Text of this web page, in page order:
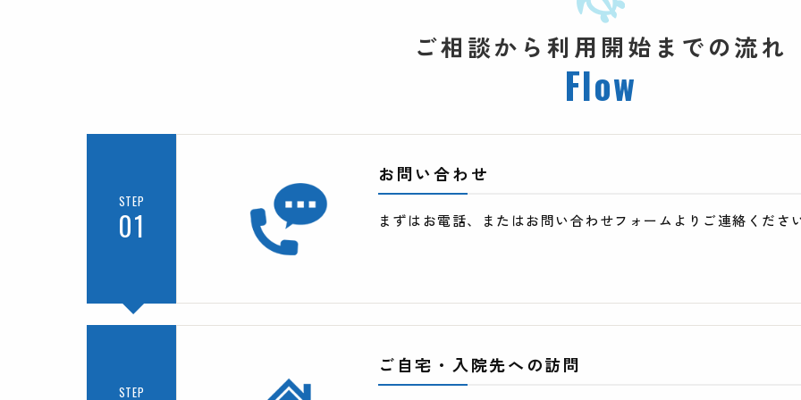
ご相談から利用開始までの流れ
Flow
STEP
01
お問い合わせ
まずはお電話、またはお問い合わせフォームよりご連絡くださ
STEP
ご自宅・入院先への訪問